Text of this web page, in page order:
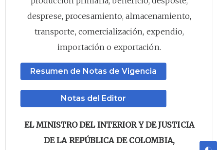
desprese, procesamiento, almacenamiento,
transporte, comercialización, expendio,
importación o exportación.
Resumen de Notas de Vigencia
Notas del Editor
EL MINISTRO DEL INTERIOR Y DE JUSTICIA
DE LA REPÚBLICA DE COLOMBIA,